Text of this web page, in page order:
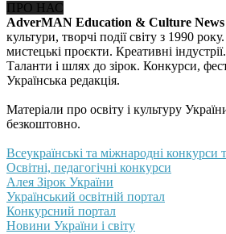
ПРО НАС
AdverMAN Education & Culture News
культури, творчі події світу з 1990
мистецькі проєкти. Креативні
Таланти і шлях до зірок. Конкурси,
Українська редакція.
Матеріали про освіту і культуру
безкоштовно.
Всеукраїнські та міжнародні конкурси
Освітні, педагогічні конкурси
Алея Зірок України
Український освітній портал
Конкурсний портал
Новини України і світу